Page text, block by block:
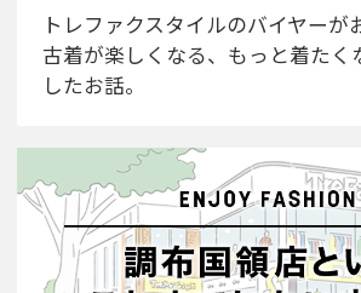
トレファクスタイルのバイヤーが
古着が楽しくなる、もっと着たく
したお話。